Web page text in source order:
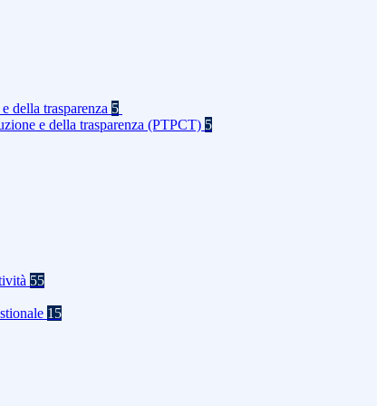
della trasparenza 5
e della trasparenza (PTPCT) 5
55
15